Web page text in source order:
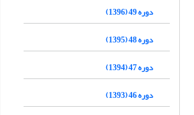
دوره 49 (1396)
دوره 48 (1395)
دوره 47 (1394)
دوره 46 (1393)